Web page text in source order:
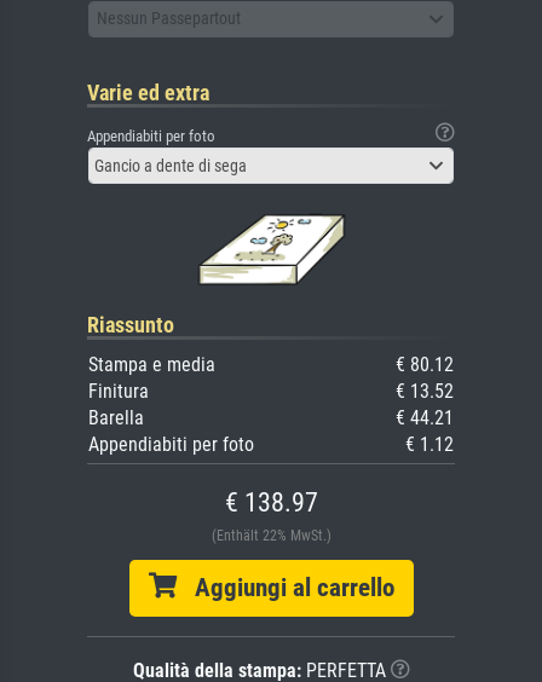
Nessun Passepartout
Varie ed extra
Appendiabiti per foto
Gancio a dente di sega
Riassunto
Stampa e media
€ 80.12
Finitura
€ 13.52
Barella
€ 44.21
Appendiabiti per foto
€ 1.12
€ 138.97
(Enthält 22% MwSt.)
Aggiungi al carrello
Qualità della stampa:PERFETTA